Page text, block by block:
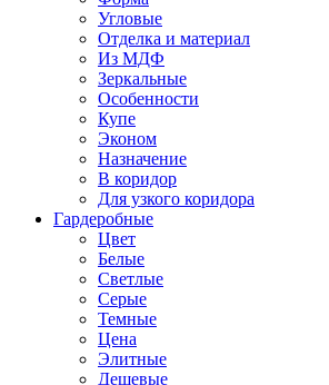
Угловые
Отделка и материал
Из МДФ
Зеркальные
Особенности
Купе
Эконом
Назначение
В коридор
Для узкого коридора
Гардеробные
Цвет
Белые
Светлые
Серые
Темные
Цена
Элитные
Дешевые